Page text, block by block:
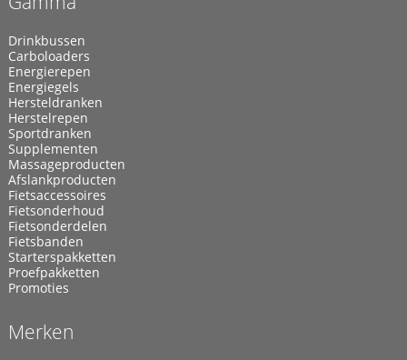
Drinkbussen
Carboloaders
Energierepen
Energiegels
Hersteldranken
Herstelrepen
Sportdranken
Supplementen
Massageproducten
Afslankproducten
Fietsaccessoires
Fietsonderhoud
Fietsonderdelen
Fietsbanden
Starterspakketten
Proefpakketten
Promoties
Merken